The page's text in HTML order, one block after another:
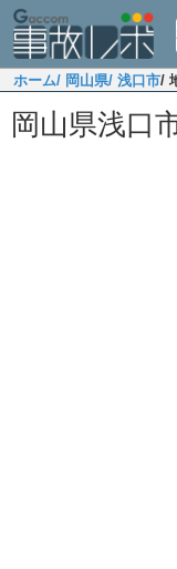
ホーム/ 岡山県/ 浅口市/
岡山県浅口